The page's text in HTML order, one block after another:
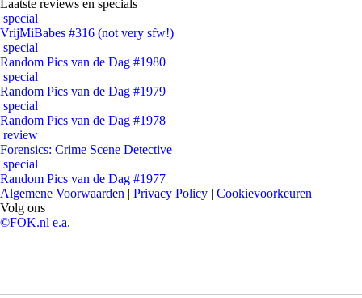
Laatste reviews en specials
special
VrijMiBabes #316 (not very sfw!)
special
Random Pics van de Dag #1980
special
Random Pics van de Dag #1979
special
Random Pics van de Dag #1978
review
Forensics: Crime Scene Detective
special
Random Pics van de Dag #1977
Algemene Voorwaarden | Privacy Policy | Cookievoorkeuren
Volg ons
©FOK.nl e.a.